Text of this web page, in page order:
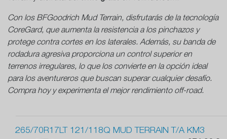
Con los BFGoodrich Mud Terrain, disfrutarás de la tecnología
CoreGard, que aumenta la resistencia a los pinchazos y
protege contra cortes en los laterales. Además, su banda de
rodadura agresiva proporciona un control superior en
terrenos irregulares, lo que los convierte en la opción ideal
para los aventureros que buscan superar cualquier desafío.
Compra hoy y experimenta el mejor rendimiento off-road.
265/70R17LT 121/118Q MUD TERRAIN T/A KM3